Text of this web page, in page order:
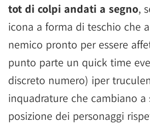
tot di colpi andati a segno,
icona a forma di teschio che
nemico pronto per essere
punto parte un quick time
discreto numero) iper
inquadrature che cambiano a
posizione dei personaggi